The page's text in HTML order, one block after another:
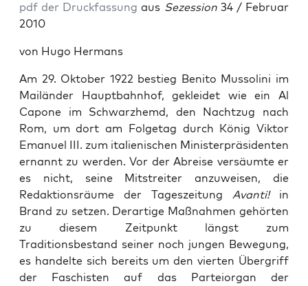
pdf der Druckfassung aus Sezession 34 / Februar
2010
von Hugo Hermans
Am 29. Oktober 1922 bestieg Benito Mussolini im
Mailänder Hauptbahnhof, gekleidet wie ein Al
Capone im Schwarzhemd, den Nachtzug nach
Rom, um dort am Folgetag durch König Viktor
Emanuel III. zum italienischen Ministerpräsidenten
ernannt zu werden. Vor der Abreise versäumte er
es nicht, seine Mitstreiter anzuweisen, die
Redaktionsräume der Tageszeitung Avanti!in
Brand zu setzen. Derartige Maßnahmen gehörten
zu diesem Zeitpunkt längst zum
Traditionsbestand seiner noch jungen Bewegung,
es handelte sich bereits um den vierten Übergriff
der Faschisten auf das Parteiorgan der